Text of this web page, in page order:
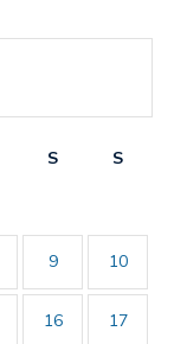
S
S
9 10
16 17